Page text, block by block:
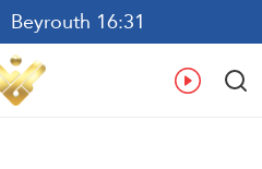
Beyrouth 16:31
ع